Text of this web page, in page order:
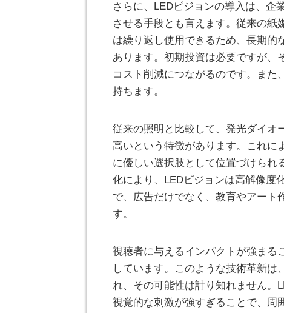
さらに、LEDビジョンの導入は、企
させる手段とも言えます。従来の紙
は繰り返し使用できるため、長期的
あります。初期投資は必要ですが、
コスト削減につながるのです。また
持ちます。
従来の照明と比較して、発光ダイオ
高いという特徴があります。これに
に優しい選択肢として位置づけられ
化により、LEDビジョンは高解像度
で、広告だけでなく、教育やアート
す。
視聴者に与えるインパクトが強まる
しています。このような技術革新は
れ、その可能性は計り知れません。
視覚的な刺激が強すぎることで、周